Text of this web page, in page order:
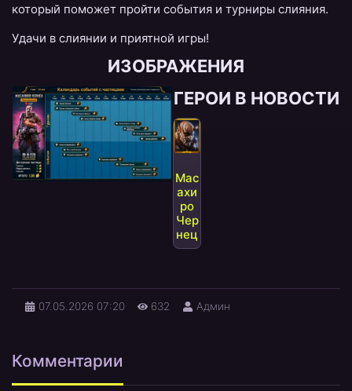
который поможет пройти события и турниры слияния.
Удачи в слиянии и приятной игры!
ИЗОБРАЖЕНИЯ
ГЕРОИ В НОВОСТИ
Мас
ахи
ро
Чер
нец
07.05.2026 07:20 632 Админ
Комментарии